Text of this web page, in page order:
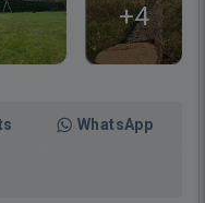
+4
WhatsApp